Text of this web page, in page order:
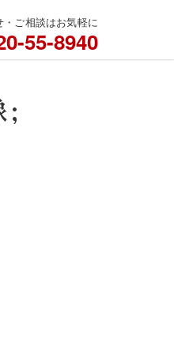
・ご相談はお気軽に
55-8940
;